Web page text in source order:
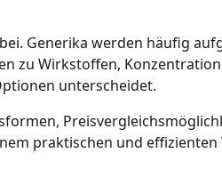
Generika werden häufig
zu Wirkstoffen,
unterscheidet.
praktischen und effizienten